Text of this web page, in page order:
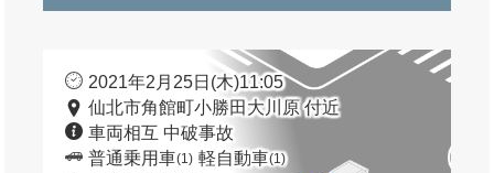
2021年2月25日(木)11:05
仙北市角館町小勝田大川原 付近
車両相互 中破事故
普通乗用車(1) 軽自動車(1)